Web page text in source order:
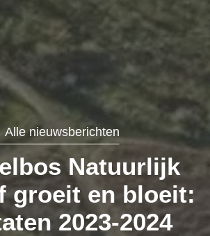
Alle nieuwsberichten
Natuurlijk
groeit en bloeit:
2023-2024